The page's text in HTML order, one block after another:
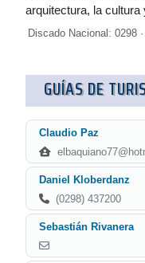
arquitectura, la
Discado Nacional: 0298
GUÍAS DE
Claudio Paz
Daniel Kloberdanz
(0298) 437200
Sebastián Rivanera